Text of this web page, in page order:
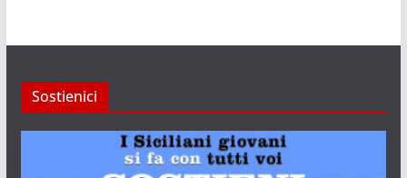
Sostienici